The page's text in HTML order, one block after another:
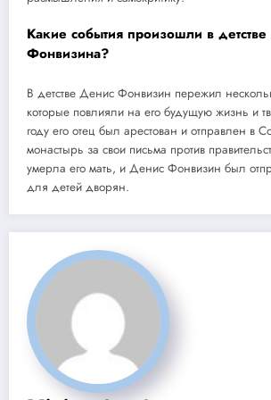
Какие события произошли в
Фонвизина?
В детстве Денис Фонвизин пережил
которые повлияли на его будущую жизнь и
году его отец был арестован и отправлен в
монастырь за свои письма против
умерла его мать, и Денис Фонвизин был
для детей дворян.